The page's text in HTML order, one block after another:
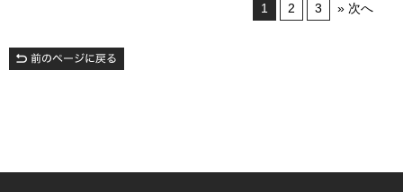
1 2 3 » 次へ